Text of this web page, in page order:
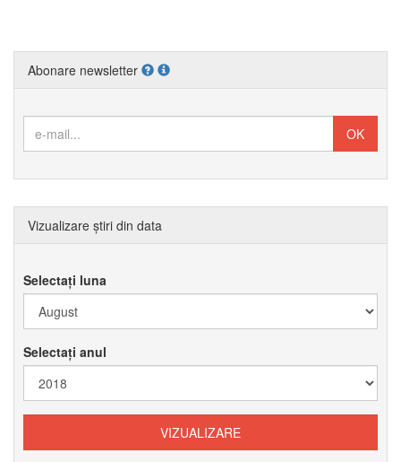
Abonare newsletter
Vizualizare știri din data
Selectați luna
Selectați anul